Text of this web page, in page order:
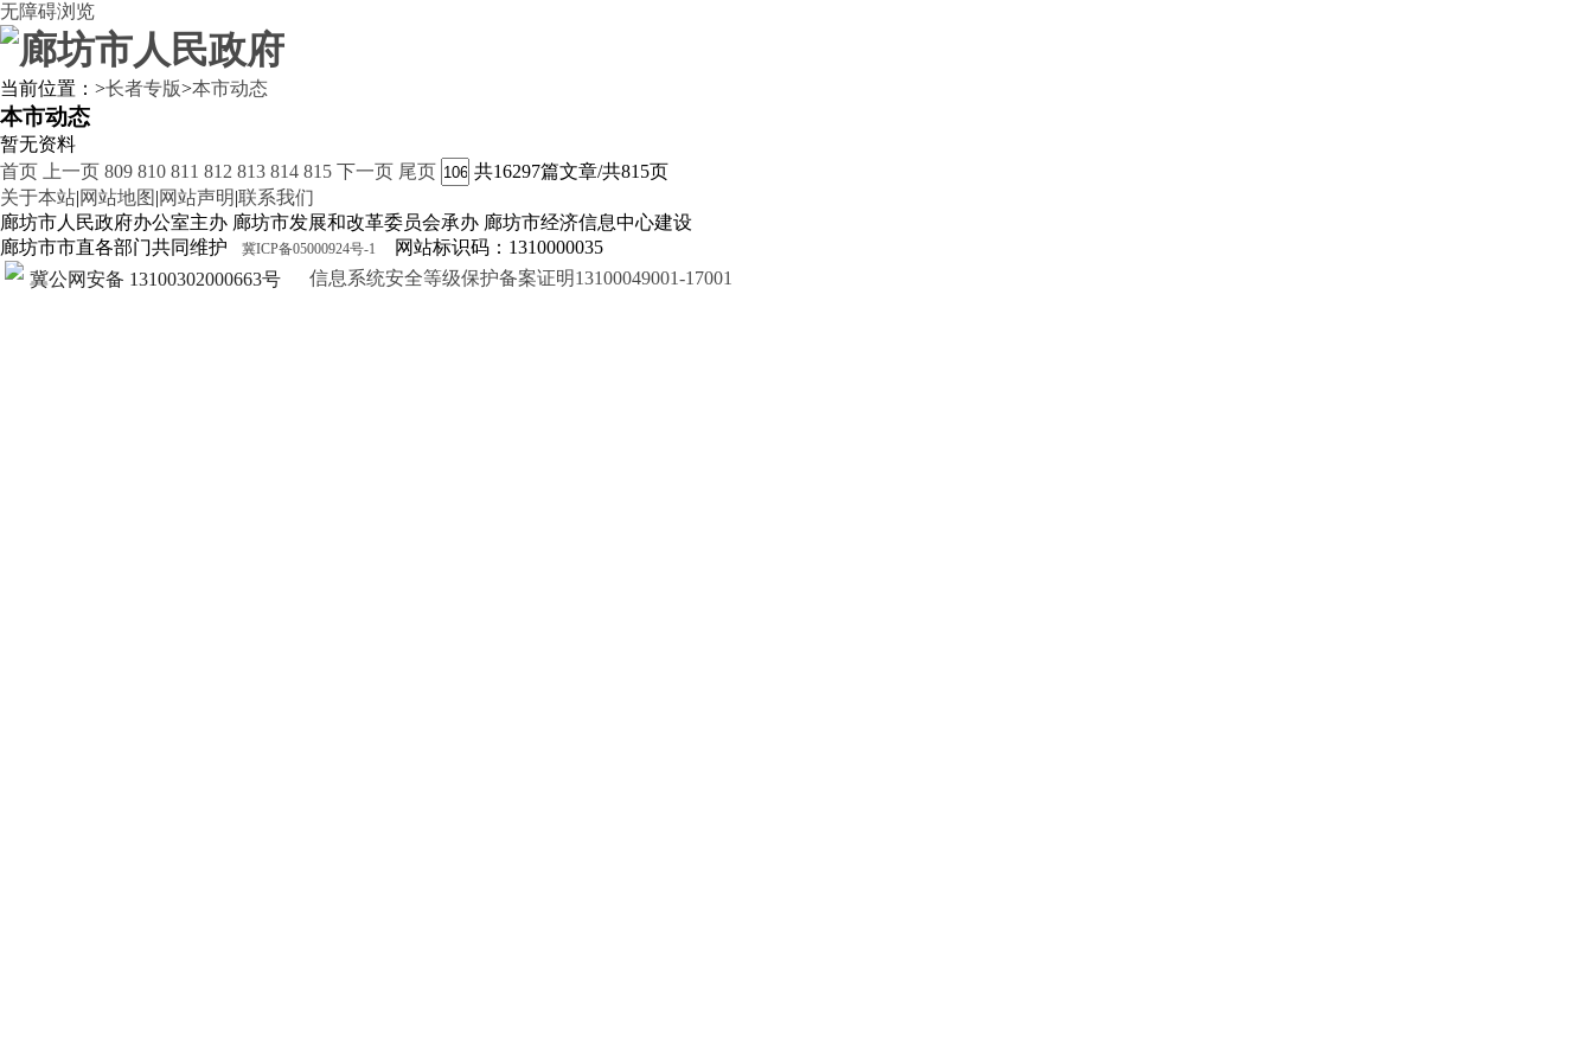
无障碍浏览
当前位置： >长者专版>本市动态
本市动态
暂无资料
首页
上一页 809 810 811 812 813 814 815 下一页 尾页
共16297篇文章/共815页
关于本站|网站地图 |网站声明|联系我们
廊坊市人民政府办公室主办 廊坊市发展和改革委员会承办 廊坊市经济信息中心建设
廊坊市市直各部门共同维护
冀ICP备05000924号-1
网站标识码：1310000035
冀公网安备 13100302000663号
信息系统安全等级保护备案证明13100049001-17001